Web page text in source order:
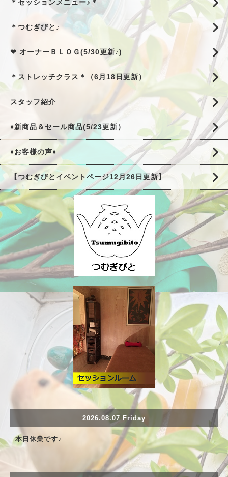
＊セッションメニュー♪＊
＊つむぎびと♪
❤ オーナーＢＬＯＧ(5/30更新♪)
＊ストレッチクラス＊（6月18日更新）
スタッフ紹介
♦新商品＆セール商品(5/23更新）
♦お客様の声♦
【つむぎびとイベントページ12月26日更新】
2026.08.07 Friday
本日休業です♪